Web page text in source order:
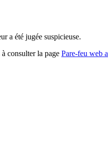
a été jugée suspicieuse.
consulter la page Pare-feu web